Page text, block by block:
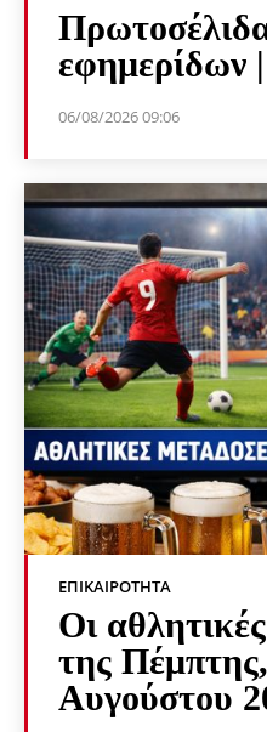
εφημερίδων
06/08/2026 09:06
ΕΠΙΚΑΙΡΌΤΗΤΑ
Οι
της
Αυγούστου